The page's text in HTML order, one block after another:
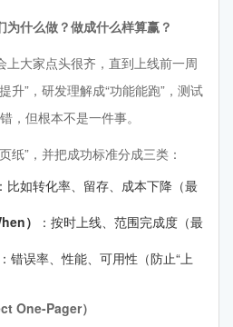
什么做？做成什么样算赢？
上大家点头很齐，直到上线前一周
”，研发理解成“功能能跑”，测试
，但根本不是一件事。
纸”，并把成功标准分成三类：
：比如转化率、留存、成本下降（最
）
：按时上线、范围完成度（最
：错误率、性能、可用性（防止“上
One-Pager）